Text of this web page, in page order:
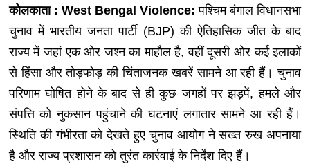
कोलकाता : West Bengal Violence:पश्चिम बंगाल विधानसभा
चुनाव में भारतीय जनता पार्टी (BJP) की ऐतिहासिक जीत के बाद
राज्य में जहां एक ओर जश्न का माहौल है, वहीं दूसरी ओर कई इलाकों
से हिंसा और तोड़फोड़ की चिंताजनक खबरें सामने आ रही हैं। चुनाव
परिणाम घोषित होने के बाद से ही कुछ जगहों पर झड़पें, हमले और
संपत्ति को नुकसान पहुंचाने की घटनाएं लगातार सामने आ रही हैं।
स्थिति की गंभीरता को देखते हुए चुनाव आयोग ने सख्त रुख अपनाया
है और राज्य प्रशासन को तुरंत कार्रवाई के निर्देश दिए हैं।